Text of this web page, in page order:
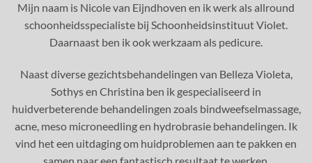
Mijn naam is Nicole van Eijndhoven en ik werk als allround
schoonheidsspecialiste bij Schoonheidsinstituut Violet.
Daarnaast ben ik ook werkzaam als pedicure.
Naast diverse gezichtsbehandelingen van Belleza Violeta,
Sothys en Christina ben ik gespecialiseerd in
huidverbeterende behandelingen zoals bindweefselmassage,
acne, meso microneedling en hydrobrasie behandelingen. Ik
vind het een uitdaging om huidproblemen aan te pakken en